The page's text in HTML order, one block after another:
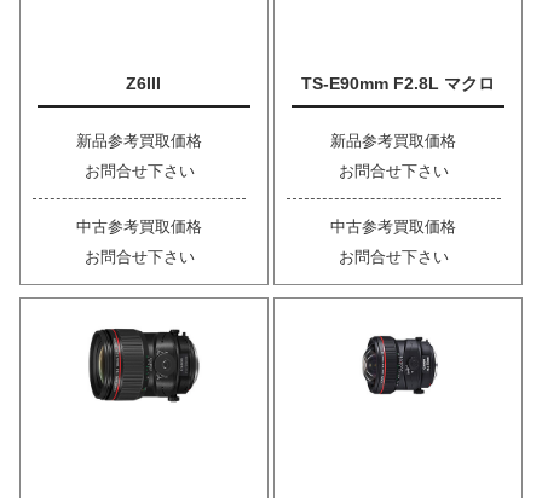
Z6III
新品参考買取価格
お問合せ下さい
中古参考買取価格
お問合せ下さい
TS-E90mm F2.8L マクロ
新品参考買取価格
お問合せ下さい
中古参考買取価格
お問合せ下さい